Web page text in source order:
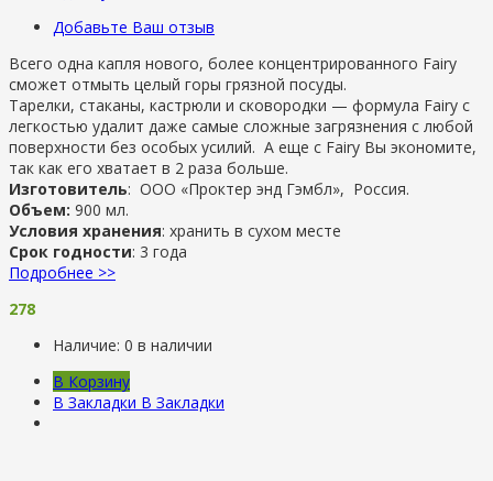
Добавьте Ваш отзыв
Всего одна капля нового, более концентрированного Fairy
сможет отмыть целый горы грязной посуды.
Тарелки, стаканы, кастрюли и сковородки — формула Fairy с
легкостью удалит даже самые сложные загрязнения с любой
поверхности без особых усилий. А еще с Fairy Вы экономите,
так как его хватает в 2 раза больше.
Изготовитель: ООО «Проктер энд Гэмбл», Россия.
Объем: 900 мл.
Условия хранения: хранить в сухом месте
Срок годности: 3 года
Подробнее >>
278
Наличие: 0 в наличии
В Корзину
В Закладки В Закладки